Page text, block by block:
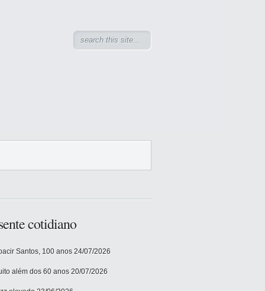
cotidiano
Santos, 100 anos 24/07/2026
além dos 60 anos 20/07/2026